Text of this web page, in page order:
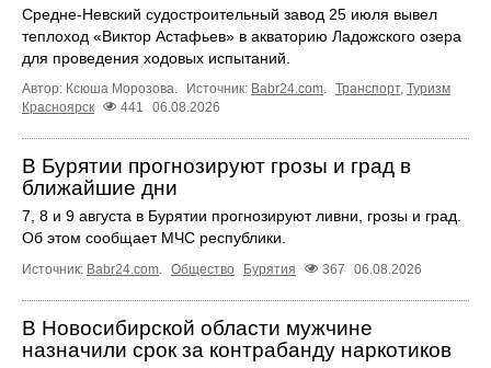
Средне-Невский судостроительный завод 25 июля вывел
теплоход «Виктор Астафьев» в акваторию Ладожского озера
для проведения ходовых испытаний.
Автор: Ксюша Морозова. Источник: Babr24.com. Транспорт, Туризм
Красноярск
441 06.08.2026
В Бурятии прогнозируют грозы и град в
ближайшие дни
7, 8 и 9 августа в Бурятии прогнозируют ливни, грозы и град.
Об этом сообщает МЧС республики.
Источник: Babr24.com. Общество Бурятия 367 06.08.2026
В Новосибирской области мужчине
назначили срок за контрабанду наркотиков